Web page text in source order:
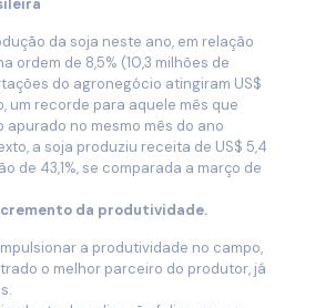
da soja neste ano, em relação
ordem de 8,5% (10,3 milhões de
do agronegócio atingiram US$
um recorde para aquele mês que
apurado no mesmo mês do ano
a soja produziu receita de US$ 5,4
de 43,1%, se comparada a março de
da produtividade.
a produtividade no campo,
o melhor parceiro do produtor, já